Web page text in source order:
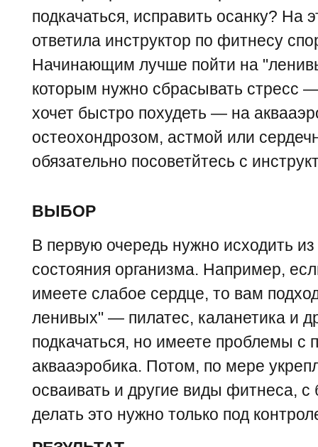
подкачаться, исправить осанку? На
ответила инструктор по фитнесу
Начинающим лучше пойти на
которым нужно сбрасывать стресс
хочет быстро похудеть — на
остеохондрозом, астмой или
обязательно посоветйтесь с
ВЫБОР
В первую очередь нужно исходить
состояния организма. Например,
имеете слабое сердце, то вам
ленивых" — пилатес, каланетика и
подкачаться, но имеете проблемы с
аквааэробика. Потом, по мере
осваивать и другие виды фитнеса,
делать это нужно только под